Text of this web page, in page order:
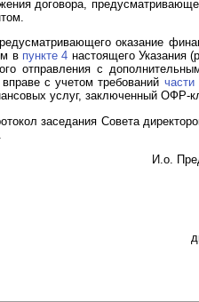
договора,
оказание
в пункте 4 настоящего Указания
отправления с
с учетом требований части
услуг, заключенный ОФР-
заседания Совета
И.о.